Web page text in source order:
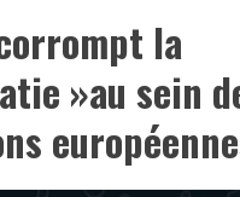
la
»au sein